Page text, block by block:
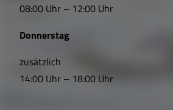
n
k
s
08:00 Uhr – 12:00 Uhr
Donnerstag
zusätzlich
14:00 Uhr – 18:00 Uhr